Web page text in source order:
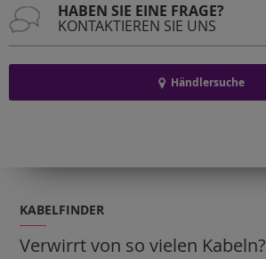
HABEN SIE EINE FRAGE?
KONTAKTIEREN SIE UNS
Händlersuche
KABELFINDER
Verwirrt von so vielen Kabeln?